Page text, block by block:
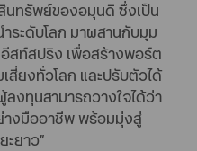
นทรัพย์ของอมุนดิ ซึ่งเป็น
ระดับโลก มาผสานกับมุม
สท์สปริง เพื่อสร้างพอร์ต
สี่ยงทั่วโลก และปรับตัวได้
งทุนสามารถวางใจได้ว่า
งมืออาชีพ พร้อมมุ่งสู่
ยาว”